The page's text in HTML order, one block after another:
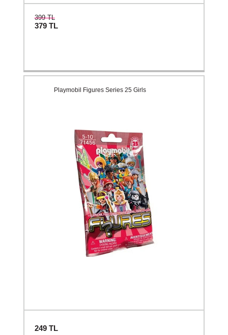
399 TL
379 TL
Playmobil Figures Series 25 Girls
249 TL